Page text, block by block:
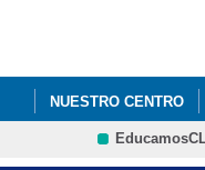
NUESTRO CENTRO
P. DIDÁCTICAS